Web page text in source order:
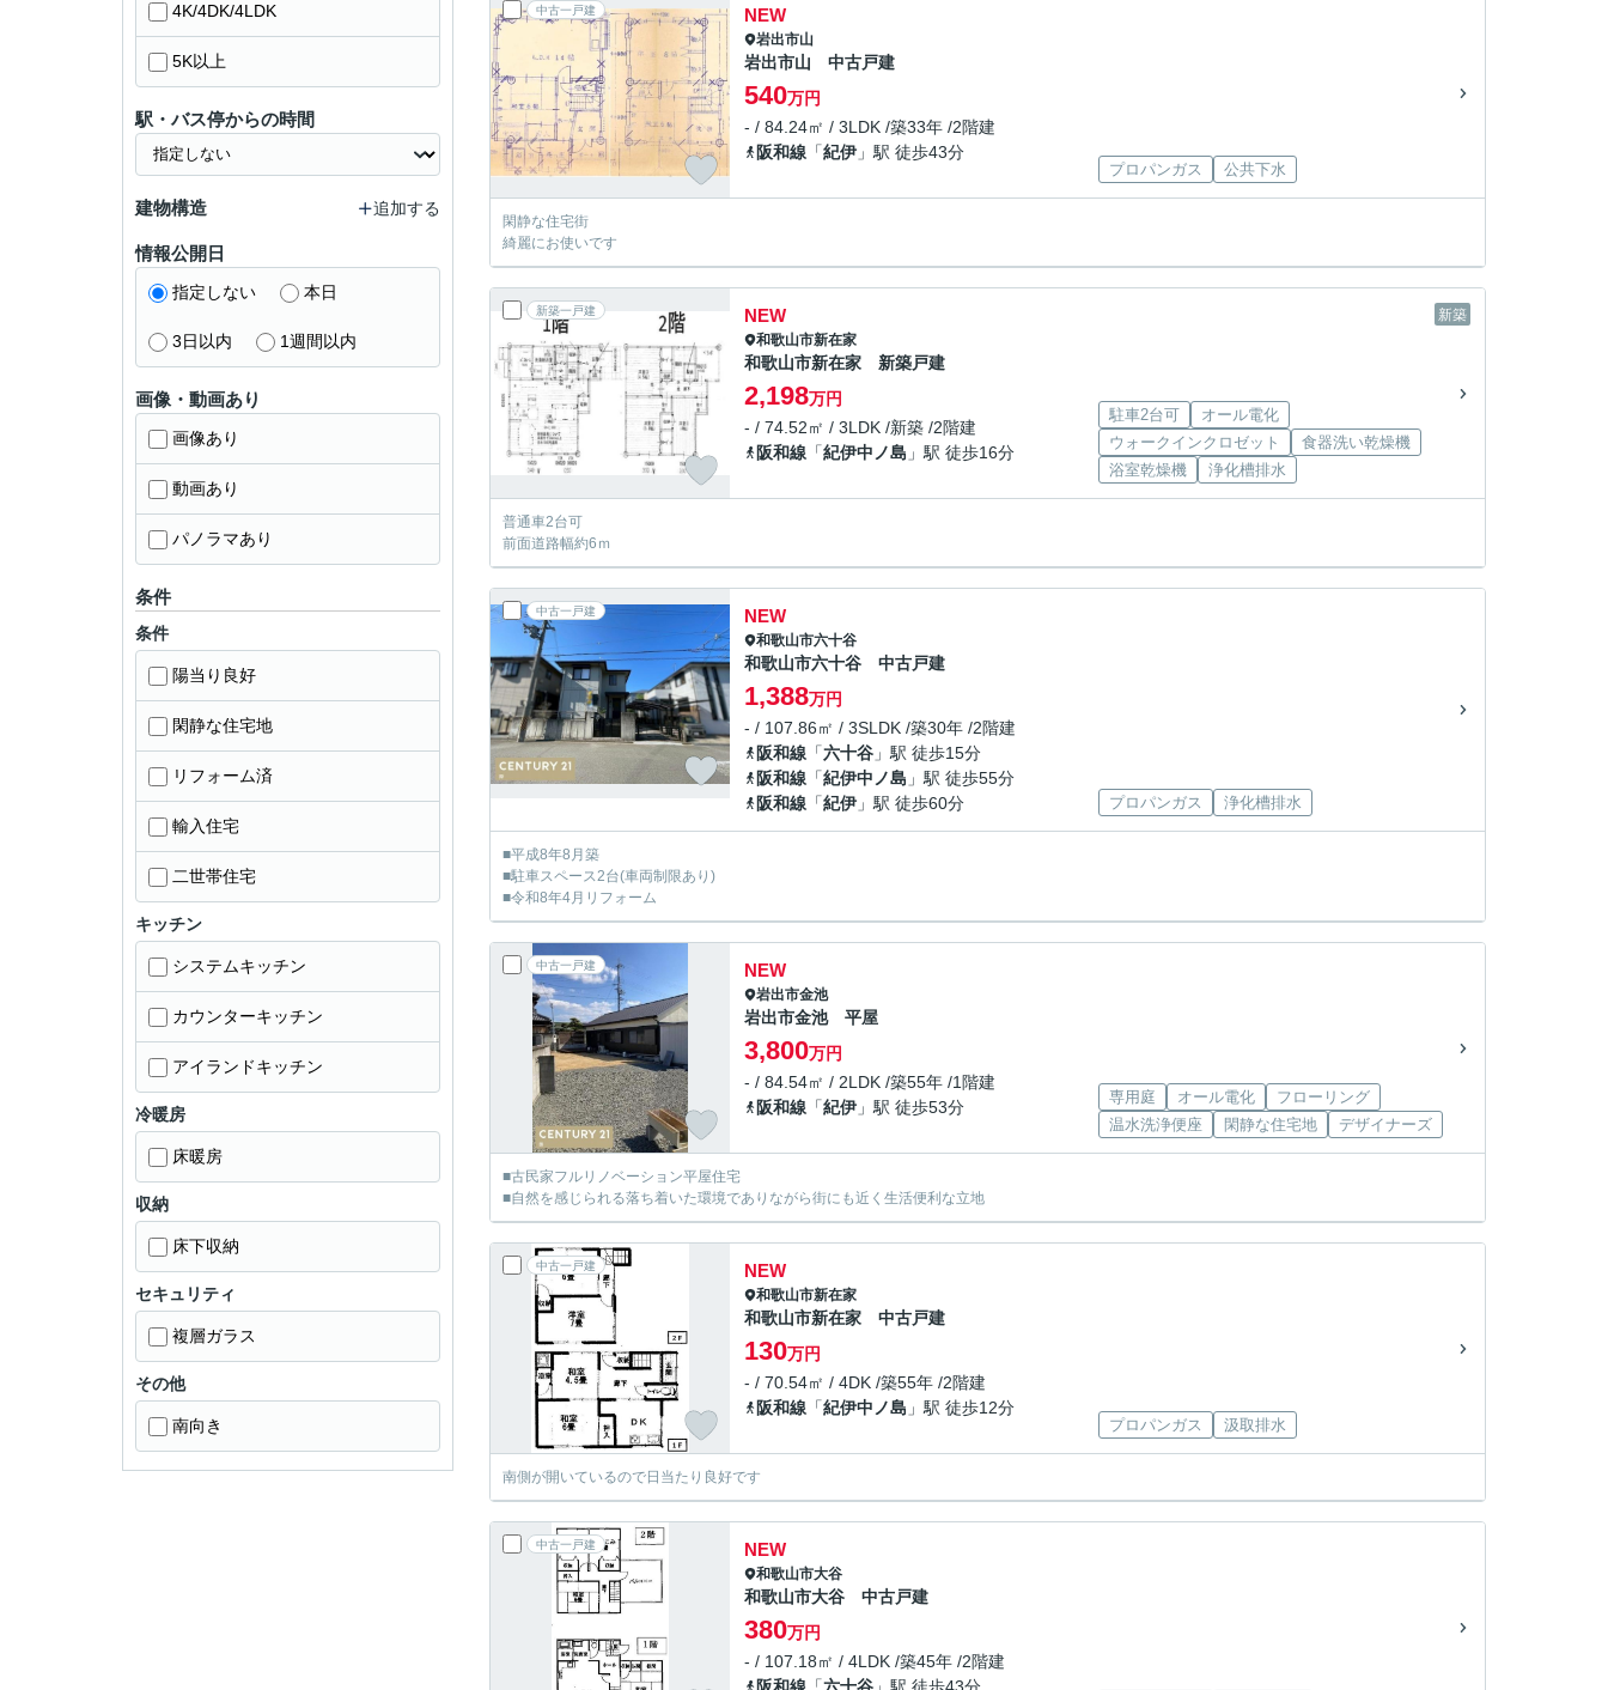
中古一戸建 NEW
岩出市山
岩出市山 中古戸建
540万円
- / 84.24㎡ / 3LDK /築33年 /2階建
阪和線 「紀伊 」駅 徒歩43分
プロパンガス 公共下水
閑静な住宅街
綺麗にお使いです
新築一戸建 新築
NEW
和歌山市新在家
和歌山市新在家 新築戸建
2,198万円
- / 74.52㎡ / 3LDK /新築 /2階建
阪和線 「紀伊中ノ島 」駅 徒歩16分
駐車2台可
オール電化
ウォークインクロゼット
食器洗い乾燥機
浴室乾燥機
浄化槽排水
普通車2台可
前面道路幅約6ｍ
中古一戸建 NEW
和歌山市六十谷
和歌山市六十谷 中古戸建
1,388万円
- / 107.86㎡ / 3SLDK /築30年 /2階建
阪和線 「六十谷 」駅 徒歩15分
阪和線 「紀伊中ノ島 」駅 徒歩55分
阪和線 「紀伊 」駅 徒歩60分 プロパンガス 浄化槽排水
■平成8年8月築
■駐車スペース2台(車両制限あり)
■令和8年4月リフォーム
中古一戸建 NEW
岩出市金池
岩出市金池 平屋
3,800万円
- / 84.54㎡ / 2LDK /築55年 /1階建
阪和線 「紀伊 」駅 徒歩53分
専用庭 オール電化
フローリング
温水洗浄便座
閑静な住宅地 デザイナーズ
■古民家フルリノベーション平屋住宅
■自然を感じられる落ち着いた環境でありながら街にも近く生活便利な立地
中古一戸建 NEW
和歌山市新在家
和歌山市新在家 中古戸建
130万円
- / 70.54㎡ / 4DK /築55年 /2階建
阪和線 「紀伊中ノ島 」駅 徒歩12分
プロパンガス 汲取排水
南側が開いているので日当たり良好です
中古一戸建 NEW
和歌山市大谷
和歌山市大谷 中古戸建
380万円
- / 107.18㎡ / 4LDK /築45年 /2階建
4K/4DK/4LDK
5K以上
駅・バス停からの時間
建物構造 追加する
情報公開日
指定しない 本日
3日以内 1週間以内
画像・動画あり
画像あり
動画あり
パノラマあり
条件
条件
陽当り良好
閑静な住宅地
リフォーム済
輸入住宅
二世帯住宅
キッチン
システムキッチン
カウンターキッチン
アイランドキッチン
冷暖房
床暖房
収納
床下収納
セキュリティ
複層ガラス
その他
南向き